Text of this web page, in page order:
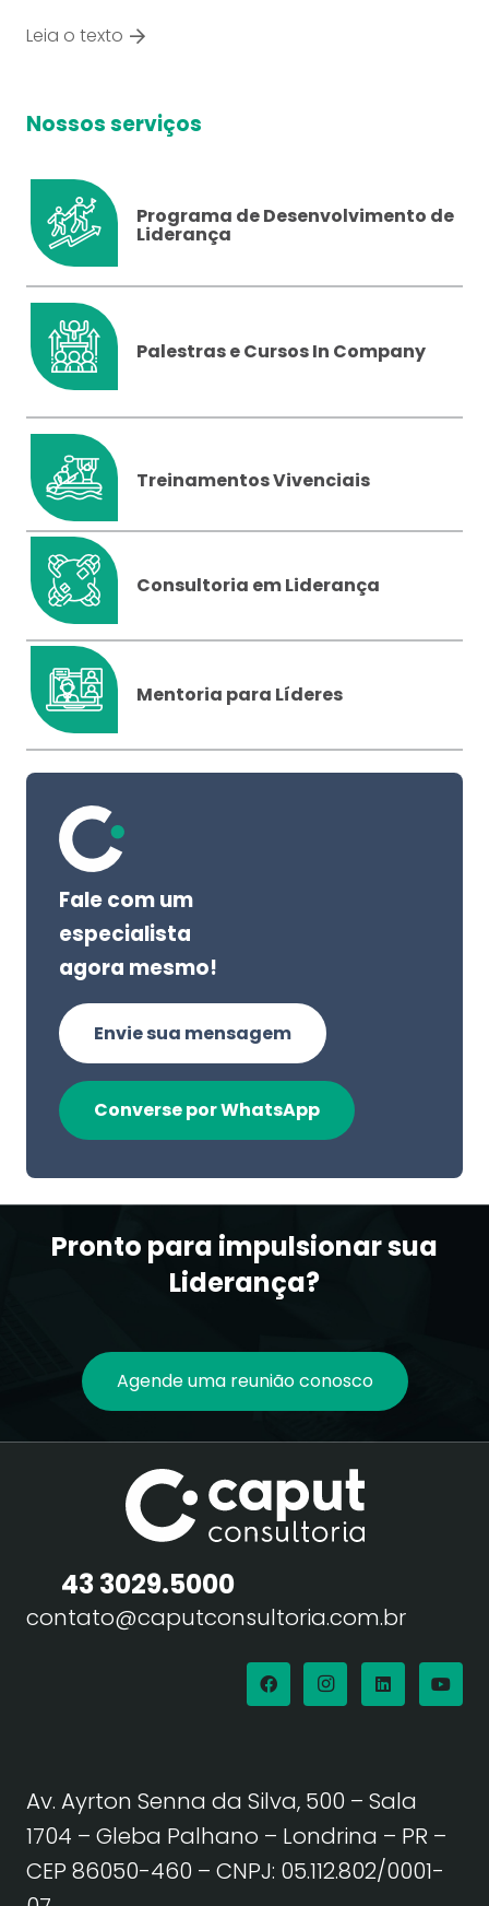
Leia o texto
Nossos serviços
Programa de Desenvolvimento de
Liderança
Palestras e Cursos In Company
Treinamentos Vivenciais
Consultoria em Liderança
Mentoria para Líderes
Fale com um
especialista
agora mesmo!
Envie sua mensagem
Converse por WhatsApp
Pronto para impulsionar sua
Liderança?
Agende uma reunião conosco
43 3029.5000
contato@caputconsultoria.com.br
Av. Ayrton Senna da Silva, 500 – Sala
1704 – Gleba Palhano – Londrina – PR –
CEP 86050-460 – CNPJ: 05.112.802/0001-